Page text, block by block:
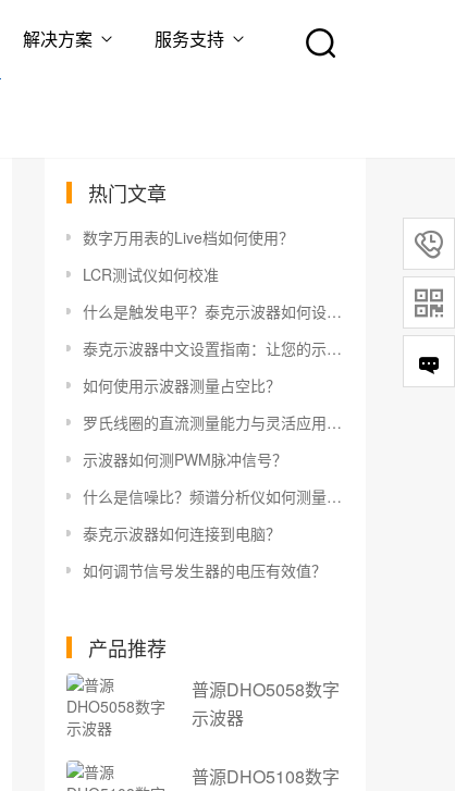
解决方案 服务支持
热门文章
数字万用表的Live档如何使用？
LCR测试仪如何校准
什么是触发电平？泰克示波器如何设置触发电平？
泰克示波器中文设置指南：让您的示波器更易于使用
如何使用示波器测量占空比？
罗氏线圈的直流测量能力与灵活应用指南
示波器如何测PWM脉冲信号？
什么是信噪比？频谱分析仪如何测量信噪比？
泰克示波器如何连接到电脑？
如何调节信号发生器的电压有效值？
产品推荐
普源DHO5058数字
示波器
普源DHO5108数字

